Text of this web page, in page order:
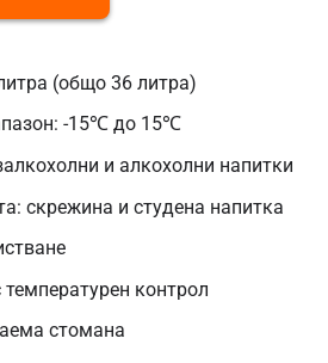
(общо 36 литра)
-15℃ до 15℃
и алкохолни напитки
скрежина и студена напитка
контрол
стомана